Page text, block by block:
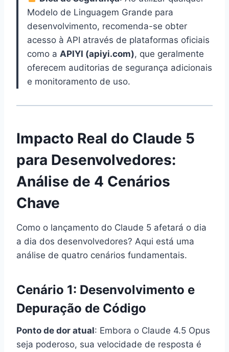
Modelo de Linguagem Grande para
desenvolvimento, recomenda-se obter
acesso à API através de plataformas oficiais
como a APIYI (apiyi.com), que geralmente
oferecem auditorias de segurança adicionais
e monitoramento de uso.
Impacto Real do Claude 5
para Desenvolvedores:
Análise de 4 Cenários
Chave
Como o lançamento do Claude 5 afetará o dia
a dia dos desenvolvedores? Aqui está uma
análise de quatro cenários fundamentais.
Cenário 1: Desenvolvimento e
Depuração de Código
Ponto de dor atual: Embora o Claude 4.5 Opus
seja poderoso, sua velocidade de resposta é